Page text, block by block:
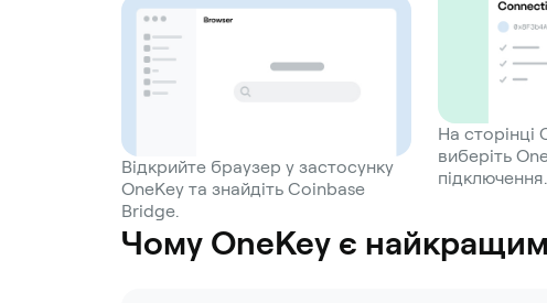
Відкрийте браузер у застосунку
OneKey та знайдіть Coinbase
Bridge.
На сторінці
виберіть
підключення.
Чому OneKey є